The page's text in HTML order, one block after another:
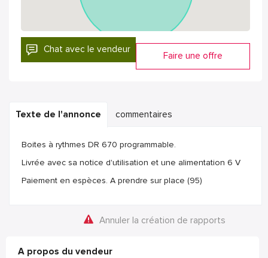
Chat avec le vendeur
Faire une offre
Texte de l'annonce commentaires
Boites à rythmes DR 670 programmable.
Livrée avec sa notice d'utilisation et une alimentation 6 V
Paiement en espèces. A prendre sur place (95)
Annuler la création de rapports
A propos du vendeur